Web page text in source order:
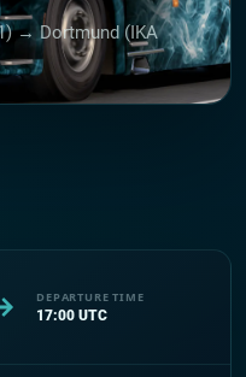
→ Dortmund (IKA
DEPARTURE TIME
17:00 UTC